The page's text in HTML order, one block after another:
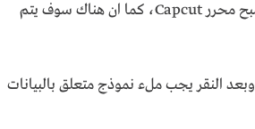
الأعلى، ومن ثم النقر فوق الشعار، وسيتم توجيه المعلومات ليصبح محرر Capcut، كما ان هناك سوف يتم
وبعد النقر يجب ملء نموذج متعلق بالبيانات